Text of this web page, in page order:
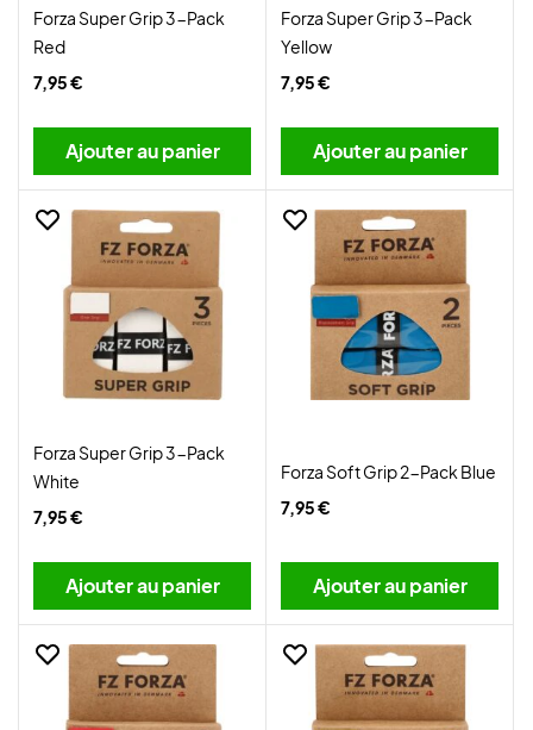
Forza Super Grip 3-Pack
Red
7,95 €
Ajouter au panier
Forza Super Grip 3-Pack
Yellow
7,95 €
Ajouter au panier
Forza Super Grip 3-Pack
White
7,95 €
Ajouter au panier
Forza Soft Grip 2-Pack Blue
7,95 €
Ajouter au panier